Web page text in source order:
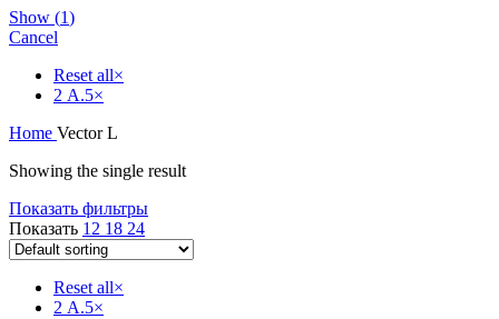
Show (1)
Cancel
Reset all×
2 А.5×
Home Vector L
Showing the single result
Показать фильтры
Показать 12 18 24
Reset all×
2 А.5×